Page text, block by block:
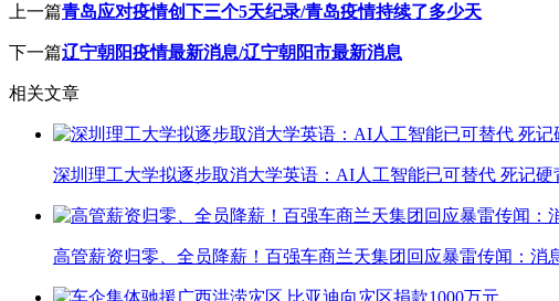
上一篇青岛应对疫情创下三个5天纪录/青岛疫情持续了多少天
下一篇辽宁朝阳疫情最新消息/辽宁朝阳市最新消息
相关文章
深圳理工大学拟逐步取消大学英语：AI人工智能已可替代 死记硬
高管薪资归零、全员降薪！百强车商兰天集团回应暴雷传闻：消